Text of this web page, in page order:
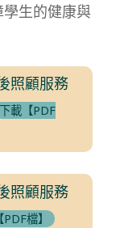
生的健康與
照顧服務
下載【PDF
照顧服務
檔】